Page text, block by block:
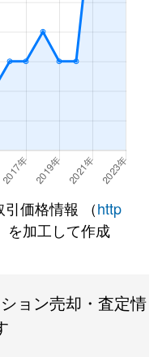
出屋敷
尼崎(阪神)
杭瀬
大物
塚口(阪急)
園田
価格情報 （http
を加工して作成
ョン売却・査定情